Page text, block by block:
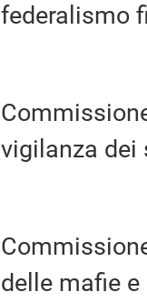
federalismo
vigilanza dei
delle mafie